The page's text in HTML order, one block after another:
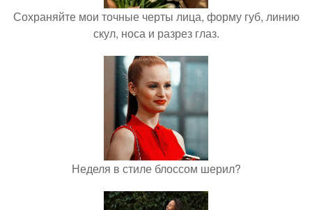
Сохраняйте мои точные черты лица, форму губ, линию
скул, носа и разрез глаз.
Неделя в стиле блоссом шерил?